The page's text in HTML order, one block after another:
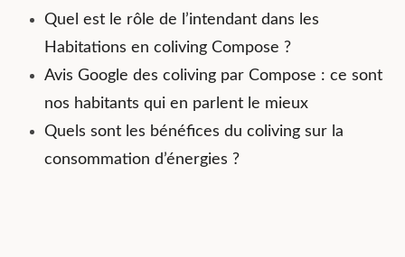
Quel est le rôle de l’intendant dans les
Habitations en coliving Compose ?
Avis Google des coliving par Compose : ce sont
nos habitants qui en parlent le mieux
Quels sont les bénéfices du coliving sur la
consommation d’énergies ?